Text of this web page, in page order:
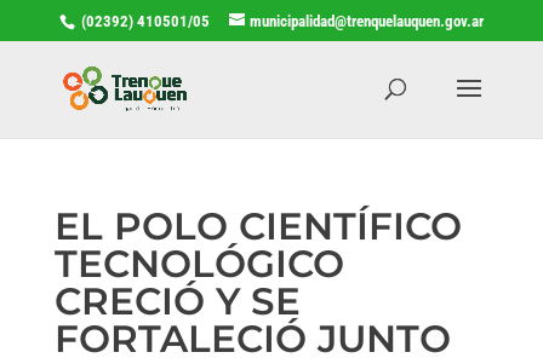
(02392) 410501/05 municipalidad@trenquelauquen.gov.ar
EL POLO CIENTÍFICO
TECNOLÓGICO
CRECIÓ Y SE
FORTALECIÓ JUNTO